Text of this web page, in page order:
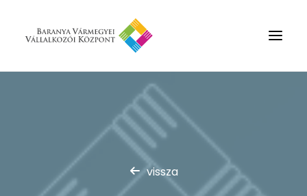
Rólunk
Szolgáltatások
Hírek
Partnerek
vissza